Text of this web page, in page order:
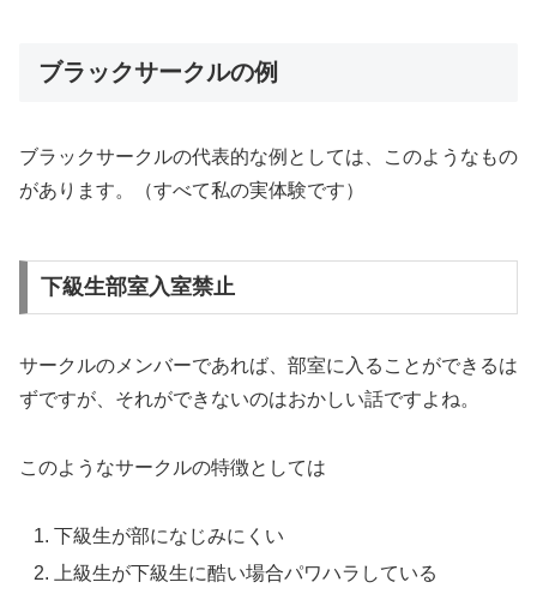
ブラックサークルの例
ブラックサークルの代表的な例としては、
このようなもの
があります。（すべて私の実体験です）
下級生部室入室禁止
サークルのメンバーであれば、 部室に入ることができるは
ずですが、 それができないのはおかしい話ですよね。
このようなサークルの特徴としては
下級生が部になじみにくい
上級生が下級生に酷い場合パワハラしている